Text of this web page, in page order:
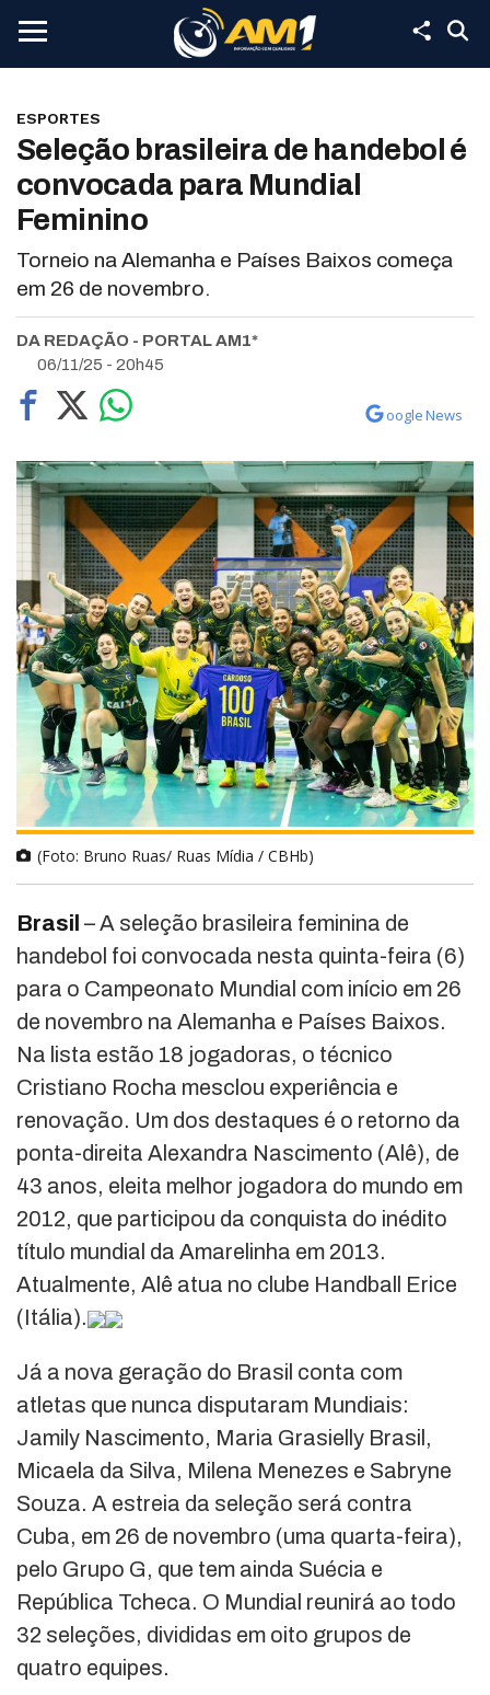
ESPORTES
Seleção brasileira de handebol é
convocada para Mundial
Feminino
Torneio na Alemanha e Países Baixos começa
em 26 de novembro.
DA REDAÇÃO - PORTAL AM1*
06/11/25 - 20h45
oogle News
(Foto: Bruno Ruas/ Ruas Mídia / CBHb)
Brasil – A seleção brasileira feminina de
handebol foi convocada nesta quinta-feira (6)
para o Campeonato Mundial com início em 26
de novembro na Alemanha e Países Baixos.
Na lista estão 18 jogadoras, o técnico
Cristiano Rocha mesclou experiência e
renovação. Um dos destaques é o retorno da
ponta-direita Alexandra Nascimento (Alê), de
43 anos, eleita melhor jogadora do mundo em
2012, que participou da conquista do inédito
título mundial da Amarelinha em 2013.
Atualmente, Alê atua no clube Handball Erice
(Itália).
Já a nova geração do Brasil conta com
atletas que nunca disputaram Mundiais:
Jamily Nascimento, Maria Grasielly Brasil,
Micaela da Silva, Milena Menezes e Sabryne
Souza. A estreia da seleção será contra
Cuba, em 26 de novembro (uma quarta-feira),
pelo Grupo G, que tem ainda Suécia e
República Tcheca. O Mundial reunirá ao todo
32 seleções, divididas em oito grupos de
quatro equipes.